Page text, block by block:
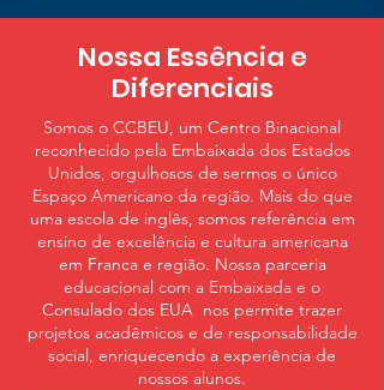
Nossa Essência e
Diferenciais
Somos o CCBEU, um Centro Binacional
reconhecido pela Embaixada dos Estados
Unidos, orgulhosos de sermos o único
Espaço Americano da região. Mais do que
uma escola de inglês, somos referência em
ensino de excelência e cultura americana
em Franca e região. Nossa parceria
educacional com a Embaixada e o
Consulado dos EUA nos permite trazer
projetos acadêmicos e de responsabilidade
social, enriquecendo a experiência de
nossos alunos.